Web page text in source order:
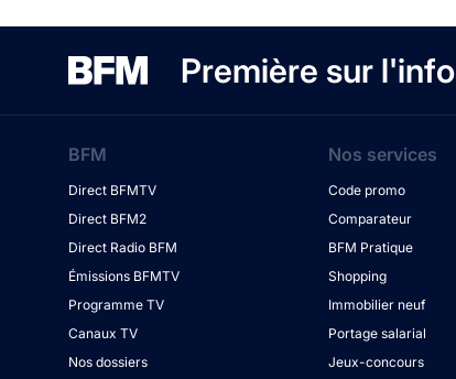
Première sur l'info
BFM
Direct BFMTV
Direct BFM2
Direct Radio BFM
Émissions BFMTV
Programme TV
Canaux TV
Nos dossiers
Nos services
Code promo
Comparateur
BFM Pratique
Shopping
Immobilier neuf
Portage salarial
Jeux-concours